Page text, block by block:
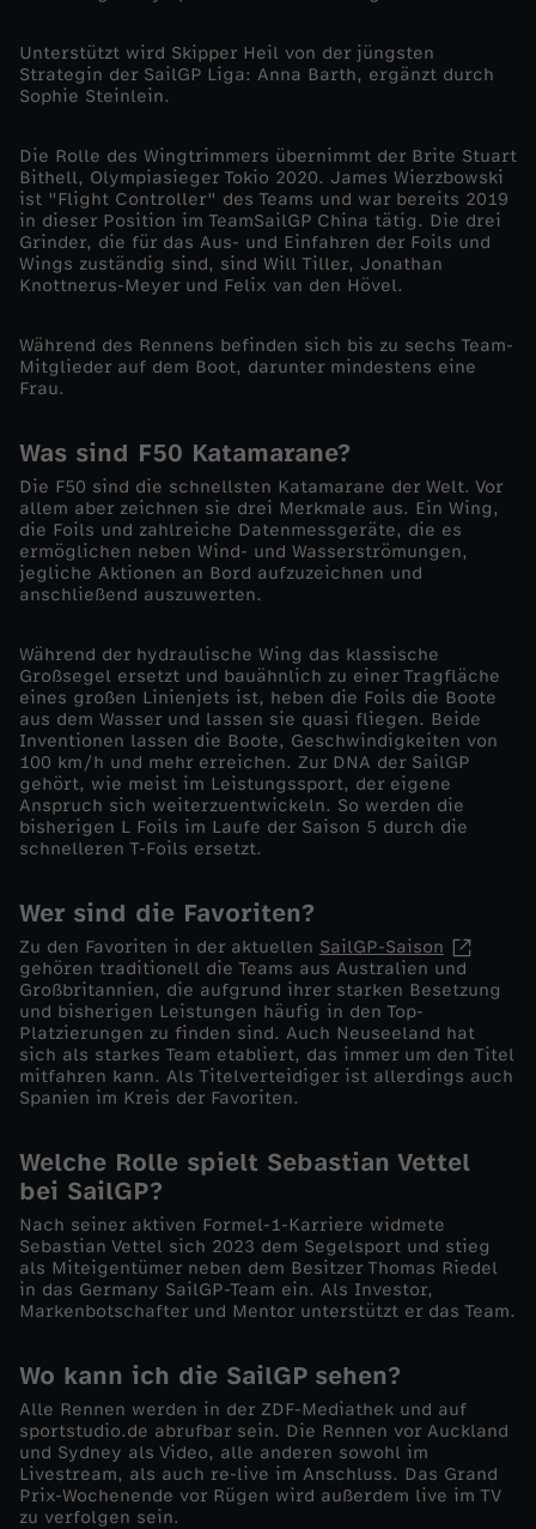
n
n
i
n
A
c
k
l
a
n
d
v
m
1
8
.
J
a
n
a
r
Unterstützt wird Skipper Heil von der jüngsten
Strategin der SailGP Liga: Anna Barth, ergänzt durch
Sophie Steinlein.
Die Rolle des Wingtrimmers übernimmt der Brite Stuart
Bithell, Olympiasieger Tokio 2020. James Wierzbowski
ist "Flight Controller" des Teams und war bereits 2019
in dieser Position im TeamSailGP China tätig. Die drei
Grinder, die für das Aus- und Einfahren der Foils und
Wings zuständig sind, sind Will Tiller, Jonathan
Knottnerus-Meyer und Felix van den Hövel.
Während des Rennens befinden sich bis zu sechs Team-
Mitglieder auf dem Boot, darunter mindestens eine
Frau.
Was sind F50 Katamarane?
Die F50 sind die schnellsten Katamarane der Welt. Vor
allem aber zeichnen sie drei Merkmale aus. Ein Wing,
die Foils und zahlreiche Datenmessgeräte, die es
ermöglichen neben Wind- und Wasserströmungen,
jegliche Aktionen an Bord aufzuzeichnen und
anschließend auszuwerten.
Während der hydraulische Wing das klassische
Großsegel ersetzt und bauähnlich zu einer Tragfläche
eines großen Linienjets ist, heben die Foils die Boote
aus dem Wasser und lassen sie quasi fliegen. Beide
Inventionen lassen die Boote, Geschwindigkeiten von
100 km/h und mehr erreichen. Zur DNA der SailGP
gehört, wie meist im Leistungssport, der eigene
Anspruch sich weiterzuentwickeln. So werden die
bisherigen L Foils im Laufe der Saison 5 durch die
schnelleren T-Foils ersetzt.
Wer sind die Favoriten?
Zu den Favoriten in der aktuellen SailGP-Saison
gehören traditionell die Teams aus Australien und
Großbritannien, die aufgrund ihrer starken Besetzung
und bisherigen Leistungen häufig in den Top-
Platzierungen zu finden sind. Auch Neuseeland hat
sich als starkes Team etabliert, das immer um den Titel
mitfahren kann. Als Titelverteidiger ist allerdings auch
Spanien im Kreis der Favoriten.
Welche Rolle spielt Sebastian Vettel
bei SailGP?
Nach seiner aktiven Formel-1-Karriere widmete
Sebastian Vettel sich 2023 dem Segelsport und stieg
als Miteigentümer neben dem Besitzer Thomas Riedel
in das Germany SailGP-Team ein. Als Investor,
Markenbotschafter und Mentor unterstützt er das Team.
Wo kann ich die SailGP sehen?
Alle Rennen werden in der ZDF-Mediathek und auf
sportstudio.de abrufbar sein. Die Rennen vor Auckland
und Sydney als Video, alle anderen sowohl im
Livestream, als auch re-live im Anschluss. Das Grand
Prix-Wochenende vor Rügen wird außerdem live im TV
zu verfolgen sein.